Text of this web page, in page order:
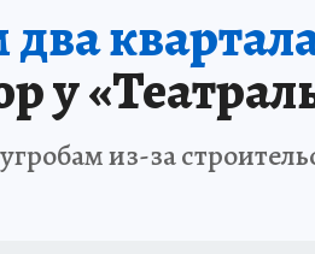
ДЕНЬ ПОБЕДЫ В САМАРЕ 2025
#ЭКОРАВНОВЕСИЕ
у
из-за